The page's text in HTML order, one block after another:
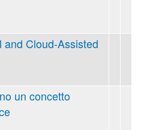
Cloud-Assisted
un concetto